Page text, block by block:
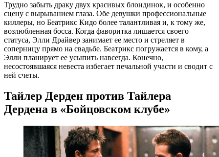
Трудно забыть драку двух красивых блондинок, и особенно
сцену с вырыванием глаза. Обе девушки профессиональные
киллеры, но Беатрикс Кидо более талантливая и, к тому же,
возлюбленная босса. Когда фаворитка лишается своего
статуса, Элли Драйвер занимает ее место и стреляет в
соперницу прямо на свадьбе. Беатрикс погружается в кому, а
Элли планирует ее усыпить навсегда. Конечно,
несостоявшаяся невеста избегает печальной участи и сводит с
ней счеты.
Тайлер Дерден против Тайлера
Дердена в «Бойцовском клубе»